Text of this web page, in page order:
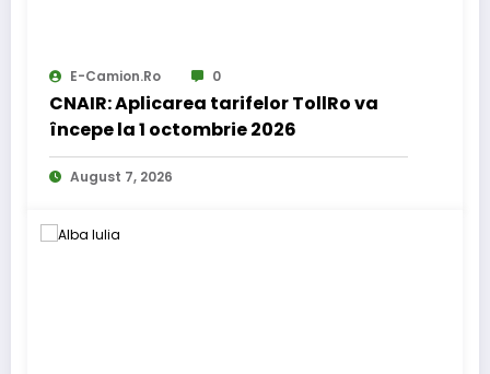
E-Camion.ro 0
CNAIR: Aplicarea tarifelor TollRo va
începe la 1 octombrie 2026
August 7, 2026